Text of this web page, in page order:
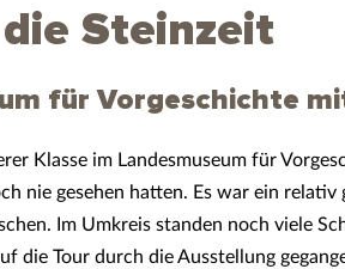
Steinzeit
für Vorgeschichte
Klasse im Landesmuseum für
nie gesehen hatten. Es war ein relativ
Im Umkreis standen noch viele
die Tour durch die Ausstellung